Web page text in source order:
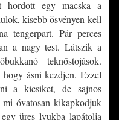
hordott egy macska a
kisebb ösvényen kell
tengerpart. Pár perces
a nagy test. Látszik a
teknőstojások.
ásni kezdjen. Ezzel
a kicsiket, de sajnos
óvatosan kikapkodjuk
üres lyukba lapátolja